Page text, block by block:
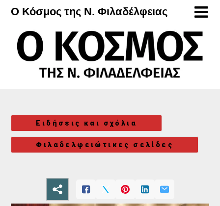
Μετάβαση
περιεχόμενο
Ο Κόσμος της Ν. Φιλαδέλφειας
Ειδήσεις και σχόλια
Φιλαδελφειώτικες σελίδες